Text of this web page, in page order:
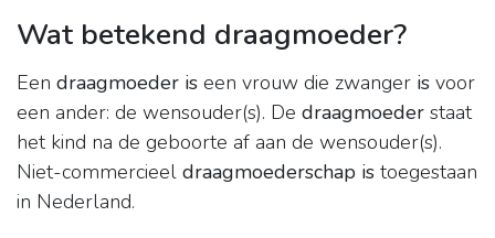
Wat betekend draagmoeder?
Een draagmoeder is een vrouw die zwanger is voor
een ander: de wensouder(s). De draagmoeder staat
het kind na de geboorte af aan de wensouder(s).
Niet-commercieel draagmoederschap is toegestaan
in Nederland.